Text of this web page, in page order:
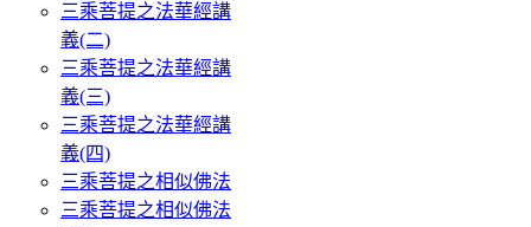
三乘菩提之法華經講
義(二)
三乘菩提之法華經講
義(三)
三乘菩提之法華經講
義(四)
三乘菩提之相似佛法
三乘菩提之相似佛法